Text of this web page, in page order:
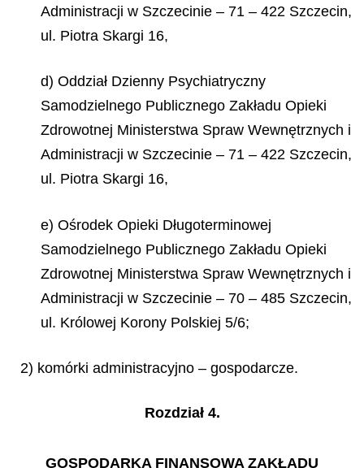
Administracji w Szczecinie – 71 – 422 Szczecin,
ul. Piotra Skargi 16,
d) Oddział Dzienny Psychiatryczny
Samodzielnego Publicznego Zakładu Opieki
Zdrowotnej Ministerstwa Spraw Wewnętrznych i
Administracji w Szczecinie – 71 – 422 Szczecin,
ul. Piotra Skargi 16,
e) Ośrodek Opieki Długoterminowej
Samodzielnego Publicznego Zakładu Opieki
Zdrowotnej Ministerstwa Spraw Wewnętrznych i
Administracji w Szczecinie – 70 – 485 Szczecin,
ul. Królowej Korony Polskiej 5/6;
2) komórki administracyjno – gospodarcze.
Rozdział 4.
GOSPODARKA FINANSOWA ZAKŁADU